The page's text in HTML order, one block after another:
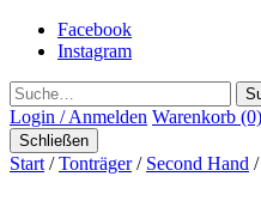
Facebook
Instagram
Suche
Login / Anmelden Warenkorb (0)
Schließen
Start /Tonträger/ Second Hand